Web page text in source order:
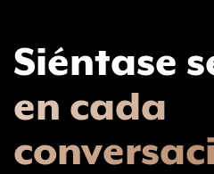
Siéntase
en cada